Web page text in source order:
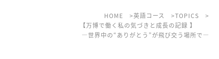
HOME 英語コース
TOPICS
【万博で働く私の気づきと成長の記録 】
―世界中の“ありがとう”が飛び交う場所で―